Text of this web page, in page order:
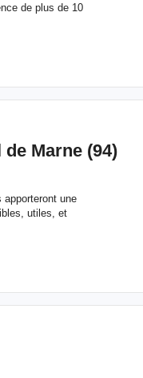
de plus de 10
Marne (94)
une
utiles, et